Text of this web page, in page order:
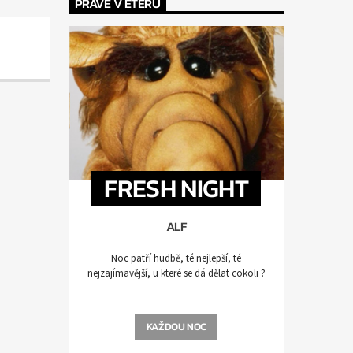
FRESH NIGHT
ALF
Noc patří hudbě, té nejlepší, té
nejzajímavější, u které se dá dělat cokoli ?
KAŽDOU NOC